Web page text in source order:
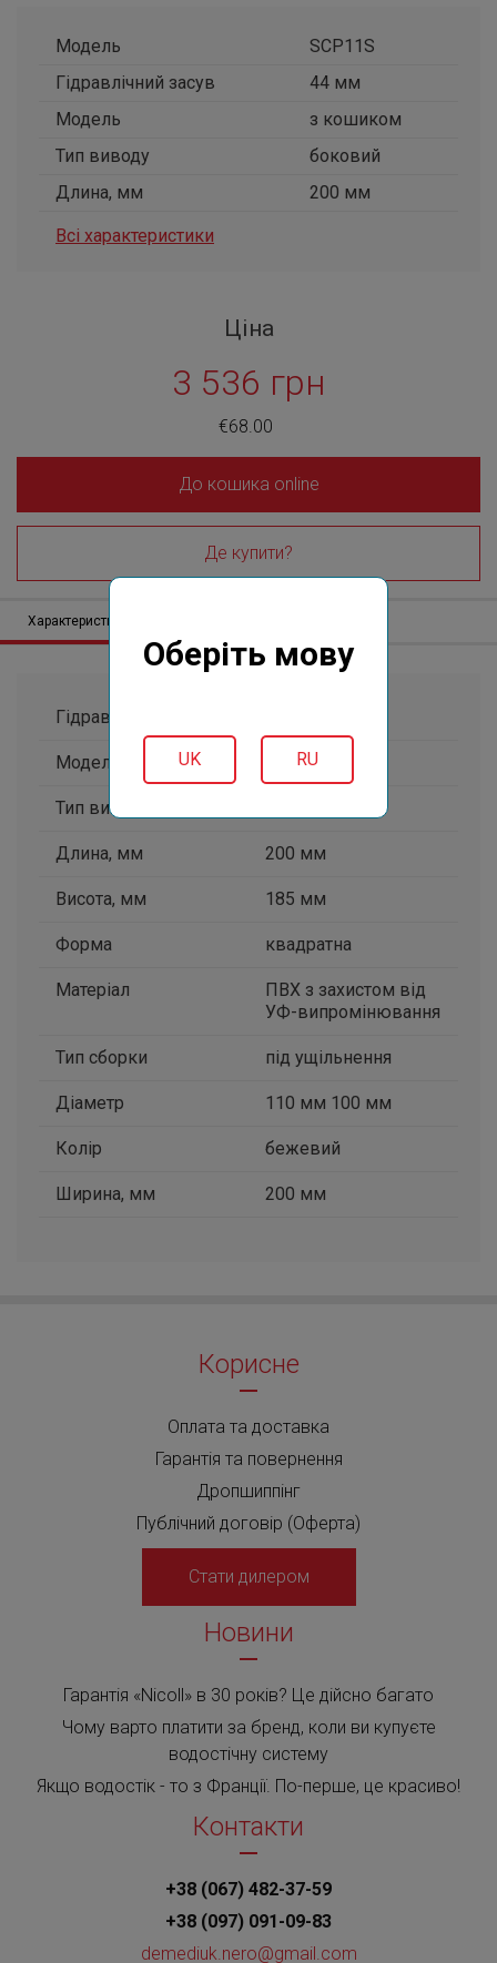
Оберіть мову
UK RU
Модель
SCP11S
Гідравлічний засув
44 мм
Модель
з кошиком
Тип виводу
боковий
Длина, мм
200 мм
Всі характеристики
Ціна
3 536 грн
€68.00
До кошика online
Де купити?
Характеристики
Гідравлічний засув
Модель з кошиком
Тип виводу
Длина, мм 200 мм
Висота, мм 185 мм
Форма квадратна
Матеріал
ПВХ з захистом від
УФ-випромінювання
Тип сборки під ущільнення
Діаметр 110 мм 100 мм
Колір бежевий
Ширина, мм 200 мм
Корисне
Оплата та доставка
Гарантія та повернення
Дропшиппінг
Публічний договір (Оферта)
Стати дилером
Новини
Гарантія «Nicoll» в 30 років? Це дійсно багато
Чому варто платити за бренд, коли ви купуєте
водостічну систему
Якщо водостік - то з Франції. По-перше, це красиво!
Контакти
+38 (067) 482-37-59
+38 (097) 091-09-83
demediuk.nero@gmail.com